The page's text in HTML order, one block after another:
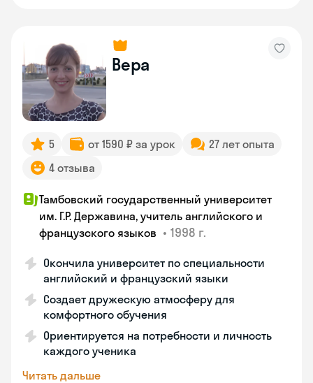
Вера
5 от 1590 ₽ за урок
27 лет опыта
4 отзыва
Тамбовский государственный университет
им. Г.Р. Державина, учитель английского и
французского языков • 1998 г.
Окончила университет по специальности
английский и французский языки
Создает дружескую атмосферу для
комфортного обучения
Ориентируется на потребности и личность
каждого ученика
Читать дальше